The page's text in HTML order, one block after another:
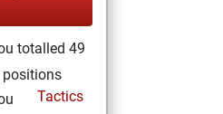
totalled 49
Tactics